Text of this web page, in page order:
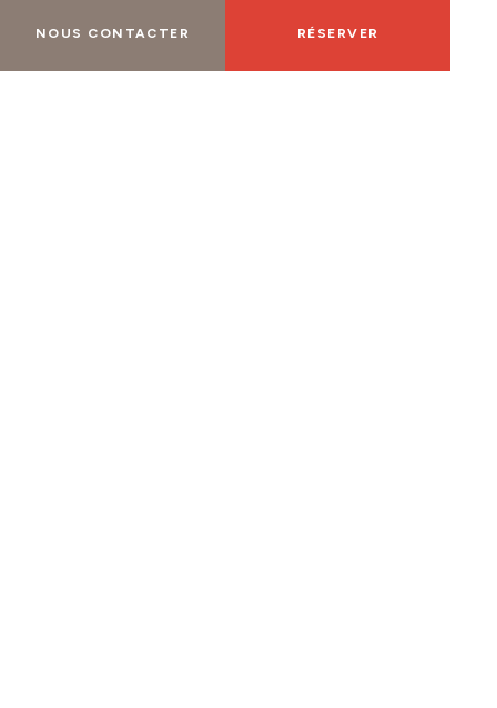
NOUS CONTACTER RÉSERVER